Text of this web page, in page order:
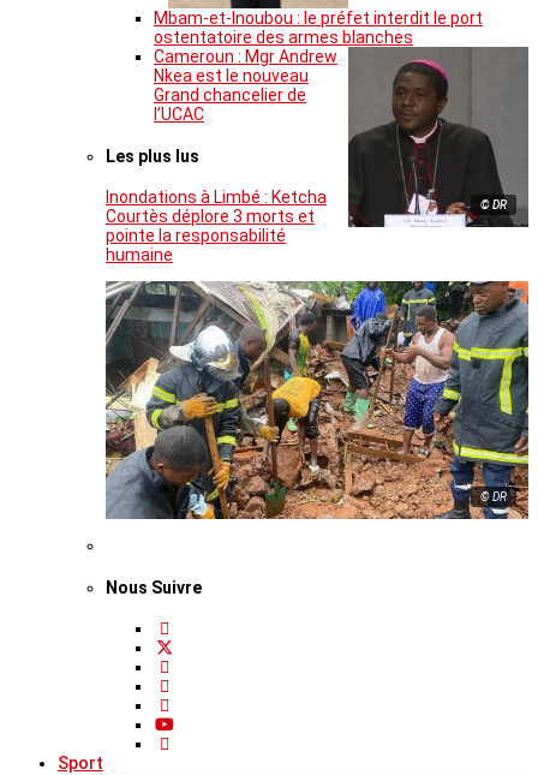
Mbam-et-Inoubou : le préfet interdit le port
ostentatoire des armes blanches
© DR
Cameroun : Mgr Andrew
Nkea est le nouveau
Grand chancelier de
l’UCAC
Les plus lus
Inondations à Limbé : Ketcha
Courtès déplore 3 morts et
pointe la responsabilité
humaine
© DR
Nous Suivre
Sport